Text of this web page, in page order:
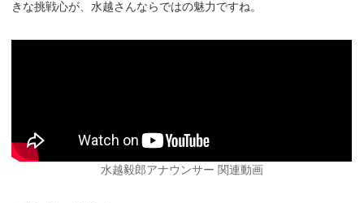
きな挑戦心が、水越さんならではの魅力ですね。
水越毅郎アナウンサー 関連動画